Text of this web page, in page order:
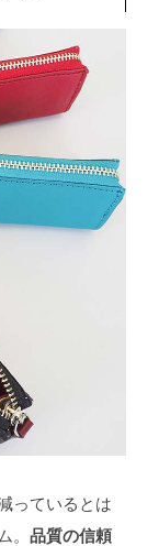
っているとは
。 品質の信頼